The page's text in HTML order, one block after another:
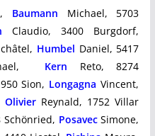
Baumann Michael, 5703
Claudio, 3400 Burgdorf,
Humbel Daniel, 5417
Kern Reto, 8274
Sion, Longagna Vincent,
Olivier Reynald, 1752 Villar
Schönried, Posavec Simone,